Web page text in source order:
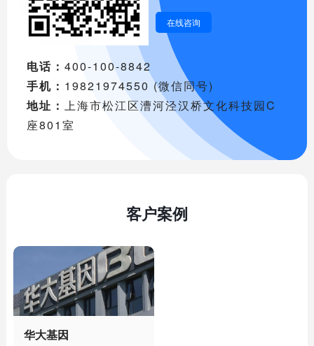
在线咨询
电话： 400-100-8842
手机： 19821974550 (微信同号)
地址： 上海市松江区漕河泾汉桥文化科技园C
座801室
客户案例
华大基因